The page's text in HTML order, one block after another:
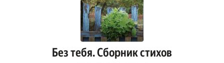
Без тебя. Сборник стихов